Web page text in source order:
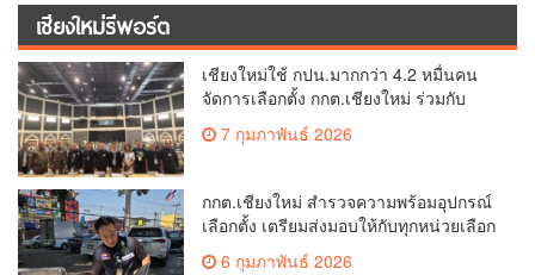
เชียงใหม่รีพอร์ต
เชียงใหม่ใช้ กปน.มากกว่า 4.2 หมื่นคน
จัดการเลือกตั้ง กกต.เชียงใหม่ ร่วมกับ
นายอำเภอหางดง ตรวจความเรียบร้อย
การมอบอุปกรณ์ บัตรเลือกตั้ง/ออกเสียง
7 กุมภาพันธ์ 2026
กกต.เชียงใหม่ สำรวจความพร้อมอุปกรณ์
เลือกตั้ง เตรียมส่งมอบให้กับทุกหน่วยเลือก
ตั้งในวันพรุ่งนี้
6 กุมภาพันธ์ 2026